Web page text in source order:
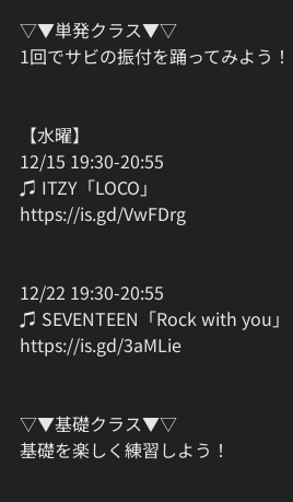
▽▼単発クラス▼▽
1回でサビの振付を踊ってみよう！
【水曜】
12/15 19:30-20:55
♫ ITZY「LOCO」
https://is.gd/VwFDrg
12/22 19:30-20:55
♫ SEVENTEEN「Rock with you」
https://is.gd/3aMLie
▽▼基礎クラス▼▽
基礎を楽しく練習しよう！